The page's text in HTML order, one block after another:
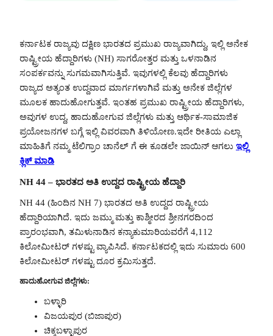
ಕರ್ನಾಟಕ ರಾಜ್ಯವು ದಕ್ಷಿಣ ಭಾರತದ ಪ್ರಮುಖ ರಾಜ್ಯವಾಗಿದ್ದು, ಇಲ್ಲಿ ಅನೇಕ
ರಾಷ್ಟ್ರೀಯ ಹೆದ್ದಾರಿಗಳು (NH) ಸಾಗರೋತ್ತರ ಮತ್ತು ಒಳನಾಡಿನ
ಸಂಪರ್ಕವನ್ನು ಸುಗಮವಾಗಿಸುತ್ತಿವೆ. ಇವುಗಳಲ್ಲಿ ಕೆಲವು ಹೆದ್ದಾರಿಗಳು
ರಾಜ್ಯದ ಅತ್ಯಂತ ಉದ್ದವಾದ ಮಾರ್ಗಗಳಾಗಿವೆ ಮತ್ತು ಅನೇಕ ಜಿಲ್ಲೆಗಳ
ಮೂಲಕ ಹಾದುಹೋಗುತ್ತವೆ. ಇಂತಹ ಪ್ರಮುಖ ರಾಷ್ಟ್ರೀಯ ಹೆದ್ದಾರಿಗಳು,
ಅವುಗಳ ಉದ್ದ, ಹಾದುಹೋಗುವ ಜಿಲ್ಲೆಗಳು ಮತ್ತು ಆರ್ಥಿಕ-ಸಾಮಾಜಿಕ
ಪ್ರಯೋಜನಗಳ ಬಗ್ಗೆ ಇಲ್ಲಿ ವಿವರವಾಗಿ ತಿಳಿಯೋಣ.ಇದೇ ರೀತಿಯ ಎಲ್ಲಾ
ಮಾಹಿತಿಗೆ ನಮ್ಮ ಟೆಲಿಗ್ರಾಂ ಚಾನೆಲ್ ಗೆ ಈ ಕೂಡಲೇ ಜಾಯಿನ್ ಆಗಲು ಇಲ್ಲಿ
ಕ್ಲಿಕ್ ಮಾಡಿ
NH 44 – ಭಾರತದ ಅತಿ ಉದ್ದದ ರಾಷ್ಟ್ರೀಯ ಹೆದ್ದಾರಿ
NH 44 (ಹಿಂದಿನ NH 7) ಭಾರತದ ಅತಿ ಉದ್ದದ ರಾಷ್ಟ್ರೀಯ
ಹೆದ್ದಾರಿಯಾಗಿದೆ. ಇದು ಜಮ್ಮು ಮತ್ತು ಕಾಶ್ಮೀರದ ಶ್ರೀನಗರದಿಂದ
ಪ್ರಾರಂಭವಾಗಿ, ತಮಿಳುನಾಡಿನ ಕನ್ಯಾಕುಮಾರಿಯವರೆಗೆ 4,112
ಕಿಲೋಮೀಟರ್ ಗಳಷ್ಟು ವ್ಯಾಪಿಸಿದೆ. ಕರ್ನಾಟಕದಲ್ಲಿ ಇದು ಸುಮಾರು 600
ಕಿಲೋಮೀಟರ್ ಗಳಷ್ಟು ದೂರ ಕ್ರಮಿಸುತ್ತದೆ.
ಹಾದುಹೋಗುವ ಜಿಲ್ಲೆಗಳು:
ಬಳ್ಳಾರಿ
ವಿಜಯಪುರ (ಬಿಜಾಪುರ)
ಚಿಕ್ಕಬಳ್ಳಾಪುರ